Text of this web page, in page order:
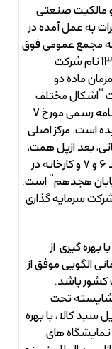
ها و مالکيت صنعتی
به عمل آمده در
مجمع عمومی فوق
العاده صاحبان سهام مورخ 25 تـیر ماه 1391 نام شرکت
ماده دو
“اشکال مختلف
دارویی” اضافه شد. تغییرات مذکور در روزنامه رسمی مورخ 7
به ثبت رسیده است. مرکز اصلی
بعد ازپل همت،
کوچه پونک، ساختمان قائم، پلاک 2 واحد 6 و 7 و کارخانه در
هجدهم” است.
سرمایه گذاری
گیری از
الگویی موفق از
کشور باشد.
شایسته تحت
کالا ، با بهره
نمایشگاه های